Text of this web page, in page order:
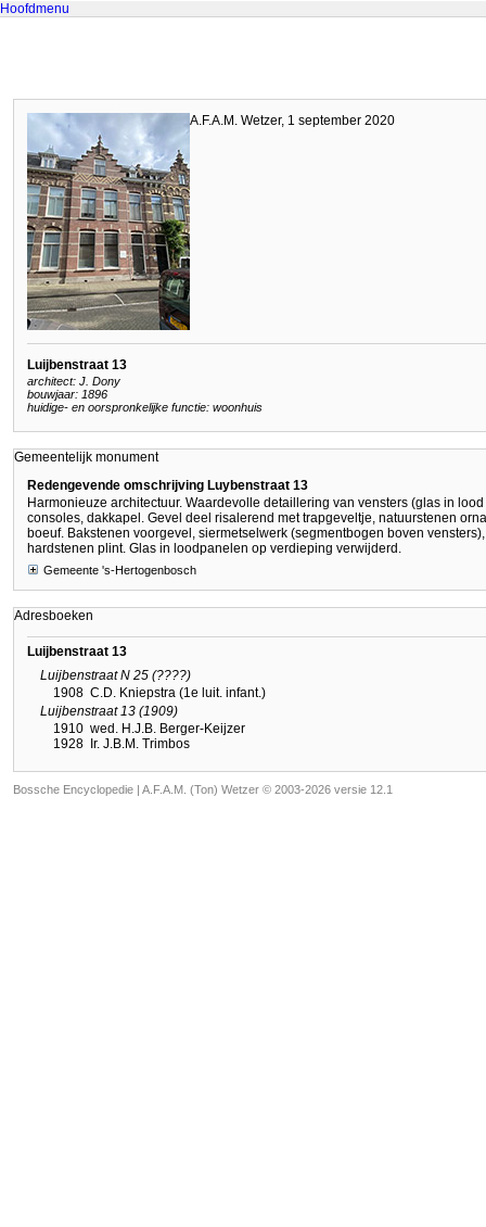
Hoofdmenu
A.F.A.M. Wetzer, 1 september 2020
Luijbenstraat 13
architect: J. Dony
bouwjaar: 1896
huidige- en oorspronkelijke functie: woonhuis
Gemeentelijk monument
Redengevende omschrijving Luybenstraat 13
Harmonieuze architectuur. Waardevolle detaillering van vensters (glas in
consoles, dakkapel. Gevel deel risalerend met trapgeveltje, natuurstenen
boeuf. Bakstenen voorgevel, siermetselwerk (segmentbogen boven
hardstenen plint. Glas in loodpanelen op verdieping verwijderd.
Gemeente 's-Hertogenbosch
Adresboeken
Luijbenstraat 13
Luijbenstraat N 25 (????)
1908 C.D. Kniepstra (1e luit. infant.)
Luijbenstraat 13 (1909)
1910 wed. H.J.B. Berger-Keijzer
1928
Ir. J.B.M. Trimbos
Bossche Encyclopedie | A.F.A.M. (Ton) Wetzer © 2003-2026 versie 12.1